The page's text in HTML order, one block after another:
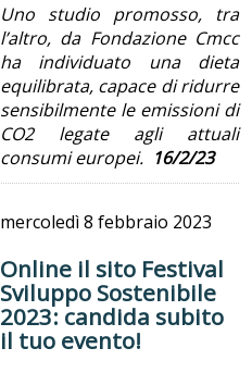
Uno studio promosso, tra
l’altro, da Fondazione Cmcc
ha individuato una dieta
equilibrata, capace di ridurre
sensibilmente le emissioni di
CO2 legate agli attuali
consumi europei. 16/2/23
mercoledì8 febbraio 2023
Online il sito Festival
Sviluppo Sostenibile
2023: candida subito
il tuo evento!